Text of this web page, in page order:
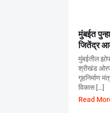
मुंबईत
जितेंद्र
मुंबईतील
श्रीखंड
गृहनिर्माण
विकास […]
Read